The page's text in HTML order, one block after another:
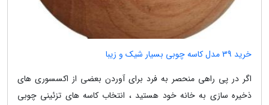
خرید 39 مدل کاسه چوبی بسیار شیک و زیبا
اگر در پی راهی منحصر به فرد برای آوردن بعضی از اکسسوری های
ذخیره سازی به خانه خود هستید ، انتخاب کاسه های تزئینی چوبی